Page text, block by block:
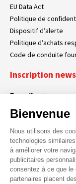
EU Data Act
Politique de
Dispositif d’alerte
Politique d’achats
Code de conduite
Inscription
E-mailObligatoire
RGPD
Obligatoire
En cochant cette case,
données personnelles.
de données
Bienvenue
Nous utilisons des
technologies
à améliorer votre
publicitaires
consentez à ce que le
partenaires placent